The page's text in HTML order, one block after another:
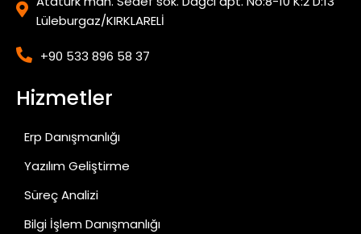
Lüleburgaz/KIRKLARELİ
+90 533 896 58 37
Hizmetler
Erp Danışmanlığı
Yazılım Geliştirme
Süreç Analizi
Bilgi İşlem Danışmanlığı